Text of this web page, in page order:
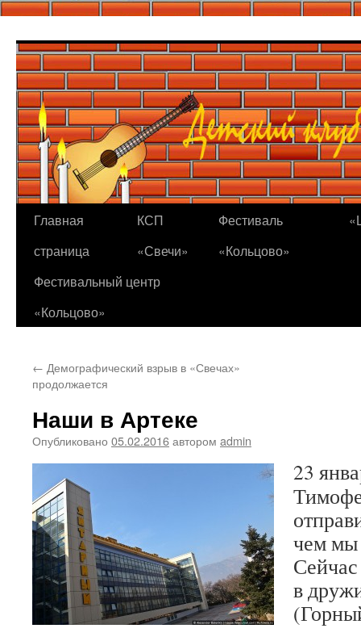
содержимому
Главная
страница
КСП
«Свечи»
Фестиваль
«Кольцово»
Фестивальный центр
«Кольцово»
← Демографический взрыв в «Свечах»
продолжается
Наши в Артеке
Опубликовано 05.02.2016автором admin
23
чем мы
в